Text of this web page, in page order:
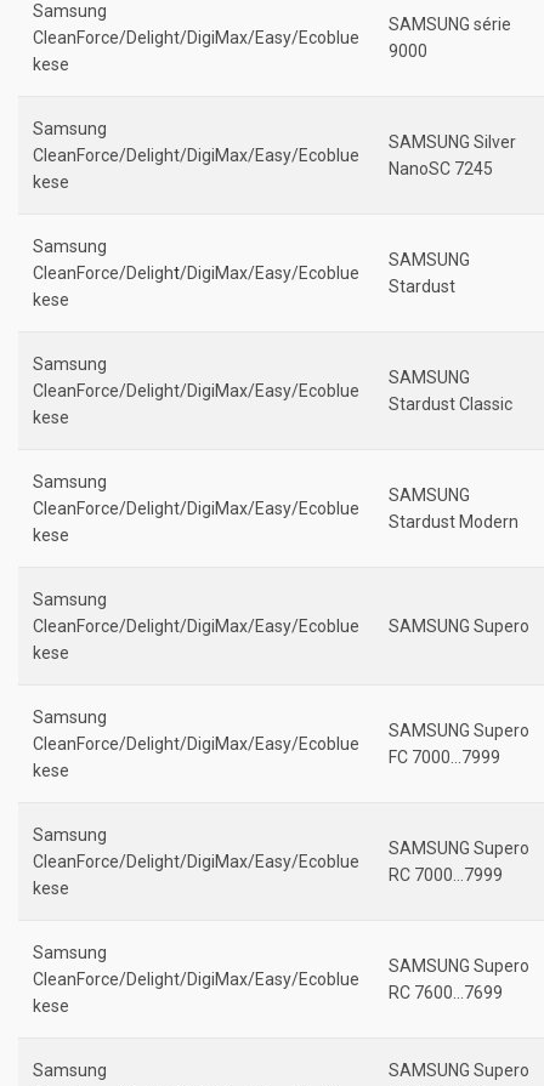
Samsung
CleanForce/Delight/DigiMax/Easy/Ecoblue
kese
SAMSUNG série
9000
Samsung
CleanForce/Delight/DigiMax/Easy/Ecoblue
kese
SAMSUNG Silver
NanoSC 7245
Samsung
CleanForce/Delight/DigiMax/Easy/Ecoblue
kese
SAMSUNG
Stardust
Samsung
CleanForce/Delight/DigiMax/Easy/Ecoblue
kese
SAMSUNG
Stardust Classic
Samsung
CleanForce/Delight/DigiMax/Easy/Ecoblue
kese
SAMSUNG
Stardust Modern
Samsung
CleanForce/Delight/DigiMax/Easy/Ecoblue
kese
SAMSUNG Supero
Samsung
CleanForce/Delight/DigiMax/Easy/Ecoblue
kese
SAMSUNG Supero
FC 7000…7999
Samsung
CleanForce/Delight/DigiMax/Easy/Ecoblue
kese
SAMSUNG Supero
RC 7000…7999
Samsung
CleanForce/Delight/DigiMax/Easy/Ecoblue
kese
SAMSUNG Supero
RC 7600…7699
Samsung
SAMSUNG Supero